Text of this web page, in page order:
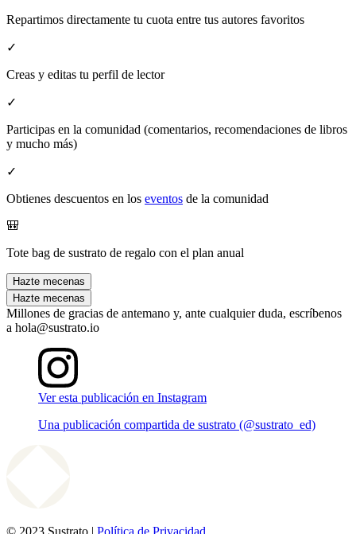
Repartimos directamente tu cuota entre tus autores favoritos
✓
Creas y editas tu perfil de lector
✓
Participas en la comunidad (comentarios, recomendaciones de libros
y mucho más)
✓
Obtienes descuentos en los eventos de la comunidad
🎒
Tote bag de sustrato de regalo con el plan anual
Hazte mecenas
Hazte mecenas
Millones de gracias de antemano y, ante cualquier duda, escríbenos
a hola@sustrato.io
Ver esta publicación en Instagram
Una publicación compartida de sustrato (@sustrato_ed)
© 2023 Sustrato | Política de Privacidad